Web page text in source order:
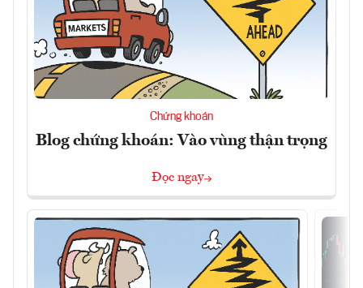
Chứng khoán
Blog chứng khoán: Vào vùng thận trọng
Đọc ngay